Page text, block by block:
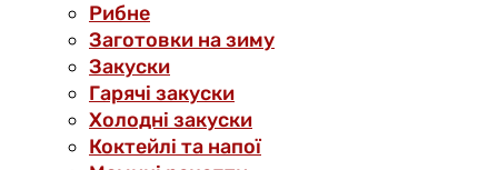
Рибне
Заготовки на зиму
Закуски
Гарячі закуски
Холодні закуски
Коктейлі та напої